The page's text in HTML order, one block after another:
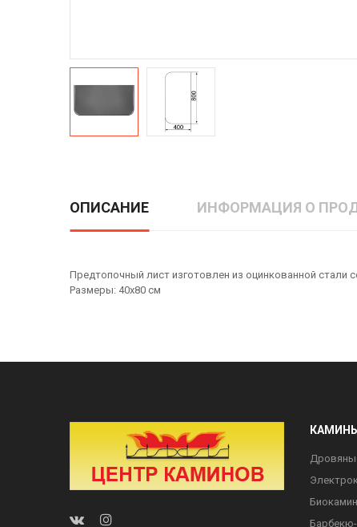
ОПИСАНИЕ ИНФОРМАЦИЯ О
Предтопочный лист изготовлен из оцинкованной стали
Размеры: 40х80 см
КАМИНЫ